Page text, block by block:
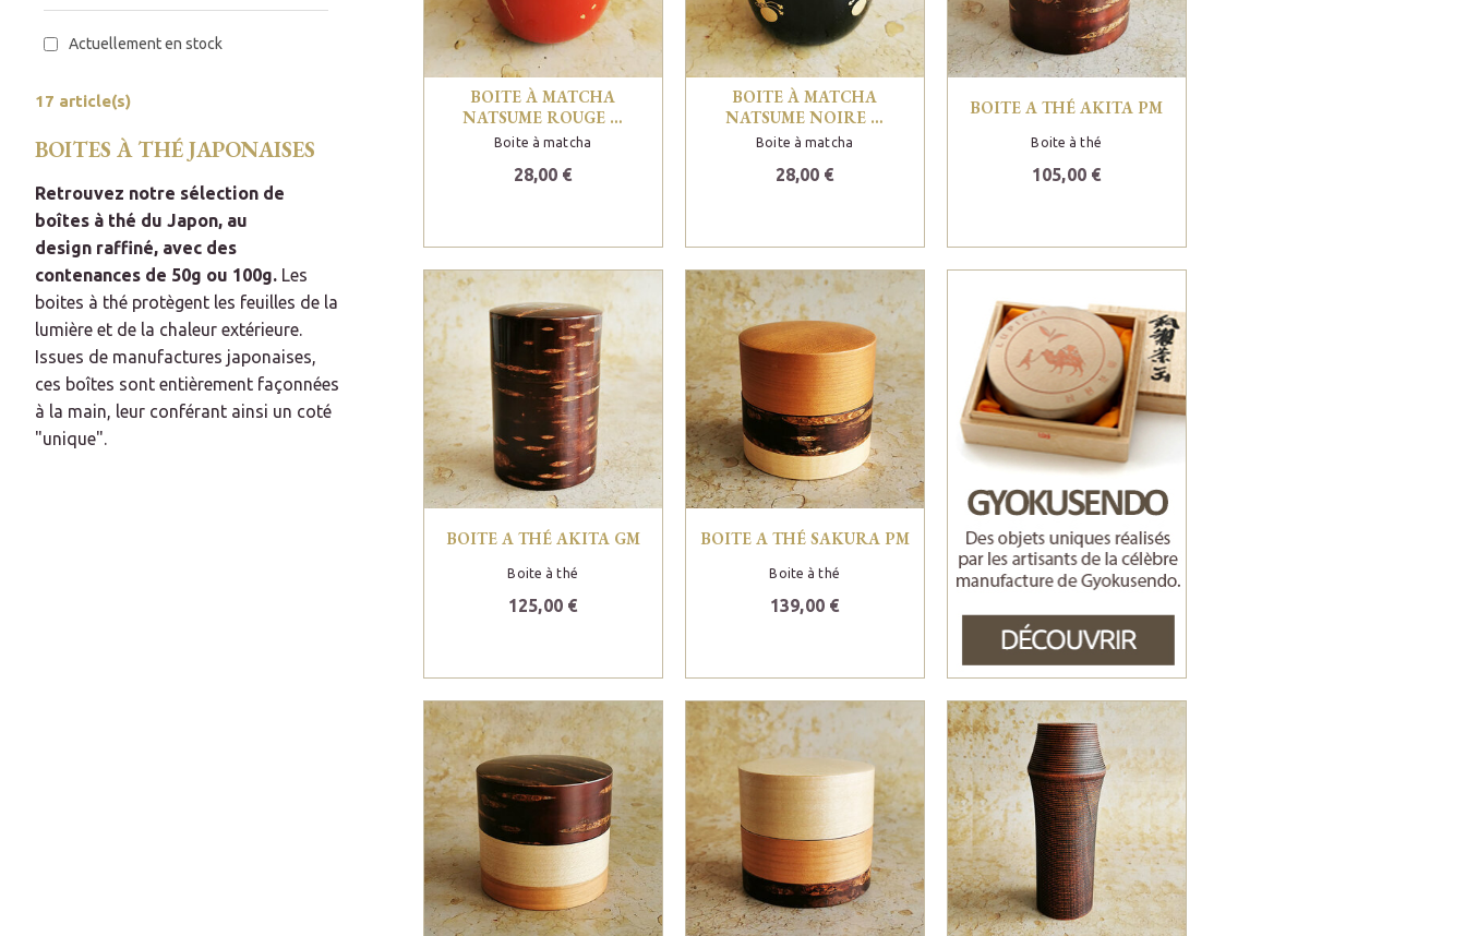
Actuellement en stock
17 article(s)
BOITES À THÉ JAPONAISES
Retrouvez notre sélection de
boîtes à thé du Japon, au
design raffiné, avec des
contenances de 50g ou 100g. Les
boites à thé protègent les feuilles de la
lumière et de la chaleur extérieure.
Issues de manufactures japonaises,
ces boîtes sont entièrement façonnées
à la main, leur conférant ainsi un coté
"unique".
BOITE À MATCHA
NATSUME ROUGE …
Boite à matcha
28,00 €
BOITE À MATCHA
NATSUME NOIRE …
Boite à matcha
28,00 €
BOITE A THÉ AKITA PM
Boite à thé
105,00 €
BOITE A THÉ AKITA GM
Boite à thé
125,00 €
BOITE A THÉ SAKURA PM
Boite à thé
139,00 €